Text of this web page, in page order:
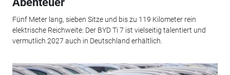
Fünf Meter lang, sieben Sitze und bis zu 119 Kilometer rein
elektrische Reichweite: Der BYD Ti 7 ist vielseitig talentiert und
vermutlich 2027 auch in Deutschland erhältlich.